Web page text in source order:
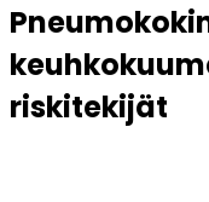
riskitekijät